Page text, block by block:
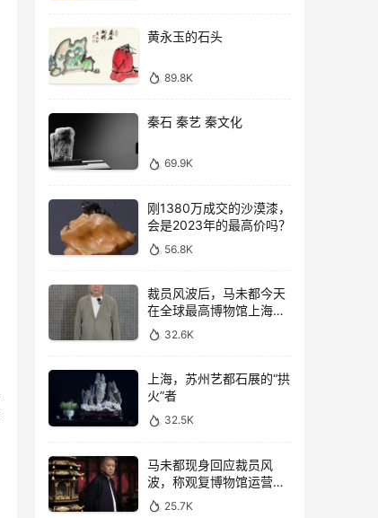
黄永玉的石头
89.8K
秦石 秦艺 秦文化
69.9K
刚1380万成交的沙漠漆，
会是2023年的最高价吗？
56.8K
裁员风波后，马未都今天
在全球最高博物馆上海观
复直播
32.6K
上海，苏州艺都石展的“拱
火”者
32.5K
马未都现身回应裁员风
波，称观复博物馆运营一
切向好，真实情况如何？
25.7K